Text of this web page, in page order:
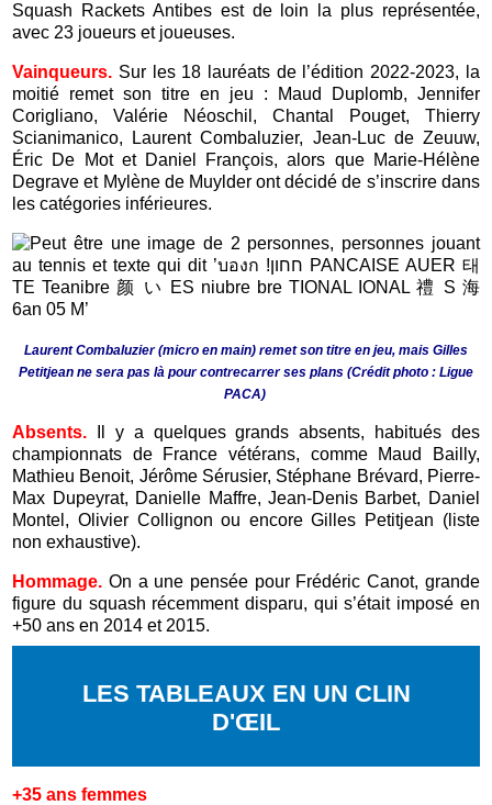
Squash Rackets Antibes est de loin la plus représentée,
avec 23 joueurs et joueuses.
Vainqueurs. Sur les 18 lauréats de l’édition 2022-2023, la
moitié remet son titre en jeu : Maud Duplomb, Jennifer
Corigliano, Valérie Néoschil, Chantal Pouget, Thierry
Scianimanico, Laurent Combaluzier, Jean-Luc de Zeuuw,
Éric De Mot et Daniel François, alors que Marie-Hélène
Degrave et Mylène de Muylder ont décidé de s’inscrire dans
les catégories inférieures.
Laurent Combaluzier (micro en main) remet son titre en jeu, mais Gilles
Petitjean ne sera pas là pour contrecarrer ses plans (Crédit photo : Ligue
PACA)
Absents.
Il y a quelques grands absents, habitués des
championnats de France vétérans, comme Maud Bailly,
Mathieu Benoit, Jérôme Sérusier, Stéphane Brévard, Pierre-
Max Dupeyrat, Danielle Maffre, Jean-Denis Barbet, Daniel
Montel, Olivier Collignon ou encore Gilles Petitjean (liste
non exhaustive).
Hommage. On a une pensée pour Frédéric Canot, grande
figure du squash récemment disparu, qui s’était imposé en
+50 ans en 2014 et 2015.
LES TABLEAUX EN UN CLIN
D'ŒIL
+35 ans femmes